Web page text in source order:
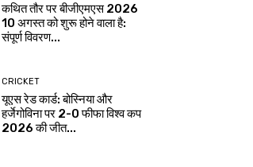
कथित तौर पर बीजीएमएस 2026
10 अगस्त को शुरू होने वाला है:
संपूर्ण विवरण...
CRICKET
यूएस रेड कार्ड: बोस्निया और
हर्जेगोविना पर 2-0 फीफा विश्व कप
2026 की जीत...